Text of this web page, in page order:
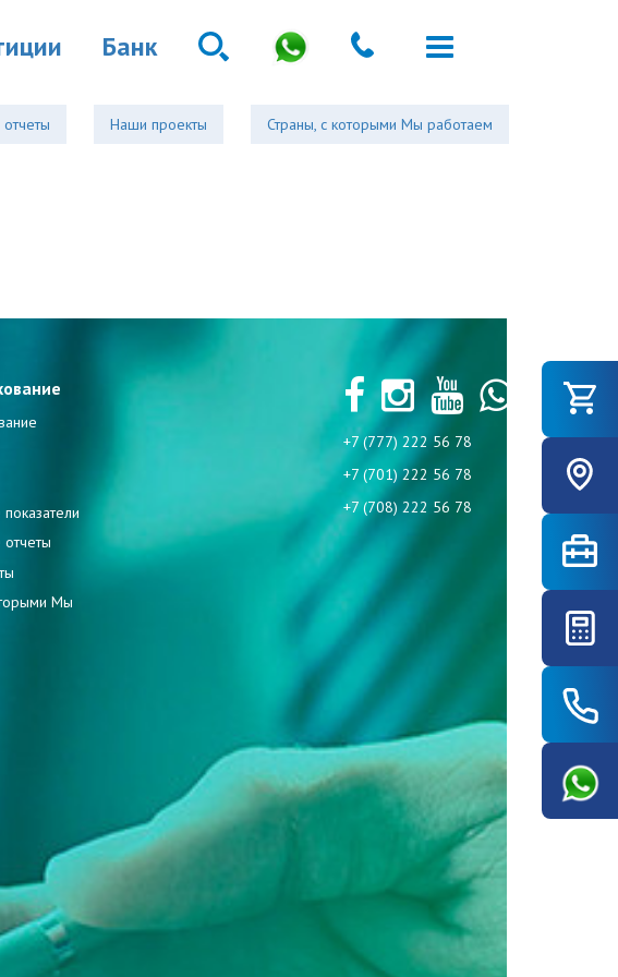
Банк
Наши проекты Страны, с которыми Мы работаем
Мы
+7 (777) 222 56 78
+7 (701) 222 56 78
+7 (708) 222 56 78